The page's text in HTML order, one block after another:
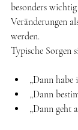
besonders
Veränderungen
werden.
Typische Sorgen
„Dann habe
„Dann
„Dann geht